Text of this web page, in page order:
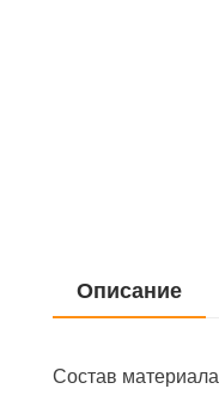
Описание
Состав материала